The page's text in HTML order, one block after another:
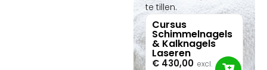
te tillen.
Cursus
Schimmelnagels
& Kalknagels
Laseren
€ 430,00 excl.